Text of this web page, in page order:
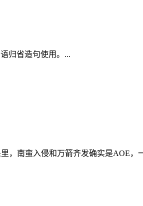
归省造句使用。...
，南蛮入侵和万箭齐发确实是AOE，